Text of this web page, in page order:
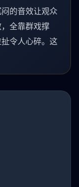
的音效让观众
全靠群戏撑
令人心碎。这